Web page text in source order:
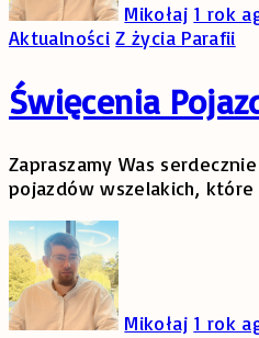
Mikołaj 1 rok
Aktualności Z życia Parafii
Święcenia
Zapraszamy Was
pojazdów wszelakich,
Mikołaj 1 rok